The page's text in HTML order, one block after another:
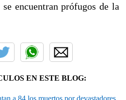
encuentran prófugos de la
EN ESTE BLOG:
a 84 los muertos por devastadores